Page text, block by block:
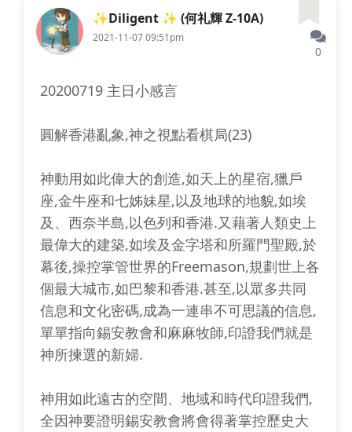
✨Diligent ✨ (何礼輝 Z-10A)
2021-11-07 09:51pm
0
20200719 主日小感言
圓解香港亂象,神之視點看棋局(23)
神動用如此偉大的創造,如天上的星宿,獵戶
座,金牛座和七姊妹星,以及地球的地貌,如埃
及、西奈半島,以色列和香港.又藉著人類史上
最偉大的建築,如埃及金字塔和所羅門聖殿,於
幕後,操控掌管世界的Freemason,規劃世上各
個最大城市,如巴黎和香港.甚至,以眾多共同
信息和文化密碼,成為一連串不可思議的信息,
單單指向錫安教會和麻麻牧師,印證我們就是
神所揀選的新婦.
神用如此遠古的空間、地域和時代印證我們,
全因神要證明錫安教會將會得著掌控歷史大